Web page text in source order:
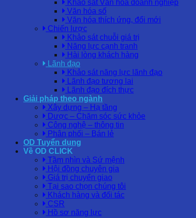
Khảo sát Văn hóa doanh nghiệp
Văn hóa số
Văn hóa thích ứng, đổi mới
Chiến lược
Khảo sát chuỗi giá trị
Năng lực cạnh tranh
Hài lòng khách hàng
Lãnh đạo
Khảo sát năng lực lãnh đạo
Lãnh đạo tương lai
Lãnh đạo đích thực
Giải pháp theo ngành
Xây dựng – Hạ tầng
Dược – Chăm sóc sức khỏe
Công nghệ – thông tin
Phân phối – Bán lẻ
OD Tuyển dụng
Về OD CLICK
Tầm nhìn và Sứ mệnh
Hội đồng chuyên gia
Giá trị chuyển giao
Tại sao chọn chúng tôi
Khách hàng và đối tác
CSR
Hồ sơ năng lực